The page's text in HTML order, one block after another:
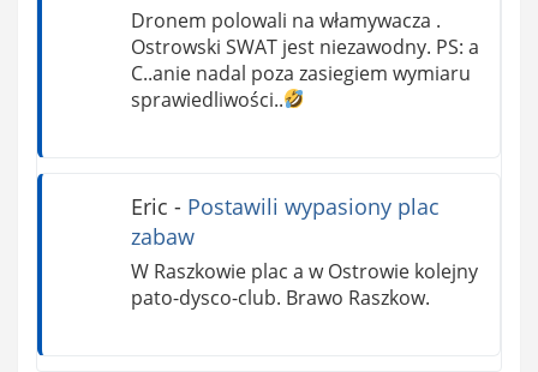
Dronem polowali na włamywacza .
Ostrowski SWAT jest niezawodny. PS: a
C..anie nadal poza zasiegiem wymiaru
sprawiedliwości..
Eric - Postawili wypasiony plac
zabaw
W Raszkowie plac a w Ostrowie kolejny
pato-dysco-club. Brawo Raszkow.